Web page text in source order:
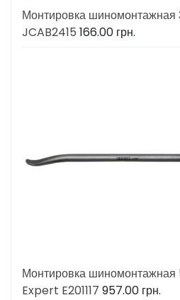
Монтировка
JCAB2415 166.00 грн.
Монтировка
Expert E201117 957.00 грн.